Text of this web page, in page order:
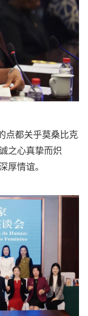
点都关乎莫桑比克
之心真挚而炽
厚情谊。